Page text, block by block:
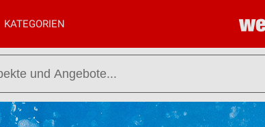
KATEGORIEN